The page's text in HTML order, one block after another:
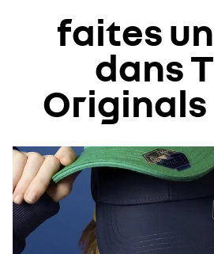
faites
dans
Originals